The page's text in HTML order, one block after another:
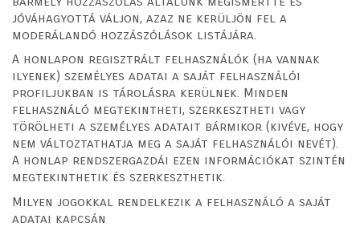
jóváhagyottá váljon, azaz ne kerüljön fel a
moderálandó hozzászólások listájára.
A honlapon regisztrált felhasználók (ha vannak
ilyenek) személyes adatai a saját felhasználói
profiljukban is tárolásra kerülnek. Minden
felhasználó megtekintheti, szerkesztheti vagy
törölheti a személyes adatait bármikor (kivéve, hogy
nem változtathatja meg a saját felhasználói nevét).
A honlap rendszergazdái ezen információkat szintén
megtekinthetik és szerkeszthetik.
Milyen jogokkal rendelkezik a felhasználó a saját
adatai kapcsán